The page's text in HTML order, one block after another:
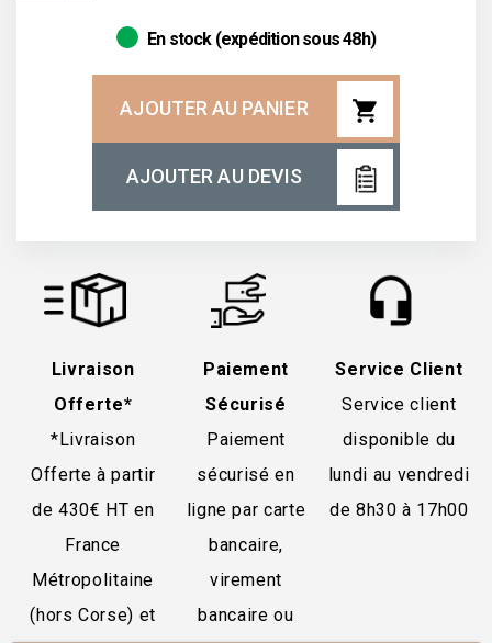
En stock (expédition sous 48h)
AJOUTER AU PANIER shopping_cart
AJOUTER AU DEVIS
Livraison
Offerte*
*Livraison
Offerte à partir
de 430€ HT en
France
Métropolitaine
(hors Corse) et
Paiement
Sécurisé
Paiement
sécurisé en
ligne par carte
bancaire,
virement
bancaire ou
Service Client
Service client
disponible du
lundi au vendredi
de 8h30 à 17h00